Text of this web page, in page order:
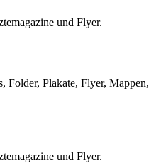
und Flyer.
Folder, Plakate, Flyer, Mappen,
und Flyer.